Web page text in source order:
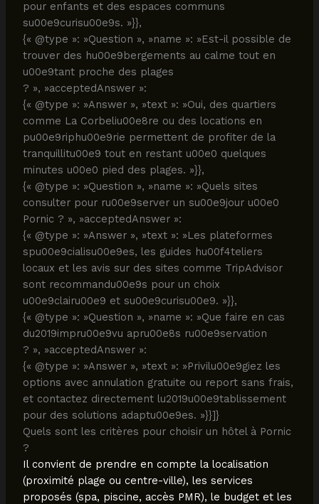
pour enfants et des espaces communs
su00e9curisu00e9s. »}},
{« @type »: »Question », »name »: »Est-il possible de
trouver des hu00e9bergements au calme tout en
u00e9tant proche des plages
? », »acceptedAnswer »:
{« @type »: »Answer », »text »: »Oui, des quartiers
comme La Corbeliu00e8re ou des locations en
pu00e9riphu00e9rie permettent de profiter de la
tranquillitu00e9 tout en restant u00e0 quelques
minutes u00e0 pied des plages. »}},
{« @type »: »Question », »name »: »Quels sites
consulter pour ru00e9server un su00e9jour u00e0
Pornic ? », »acceptedAnswer »:
{« @type »: »Answer », »text »: »Les plateformes
spu00e9cialisu00e9es, les guides hu00f4teliers
locaux et les avis sur des sites comme TripAdvisor
sont recommandu00e9s pour un choix
u00e9clairu00e9 et su00e9curisu00e9. »}},
{« @type »: »Question », »name »: »Que faire en cas
du2019impru00e9vu apru00e8s ru00e9servation
? », »acceptedAnswer »:
{« @type »: »Answer », »text »: »Privilu00e9giez les
options avec annulation gratuite ou report sans frais,
et contactez directement lu2019u00e9tablissement
pour des solutions adaptu00e9es. »}}]}
Quels sont les critères pour choisir un hôtel à Pornic
?
Il convient de prendre en compte la localisation
(proximité plage ou centre-ville), les services
proposés (spa, piscine, accès PMR), le budget et les